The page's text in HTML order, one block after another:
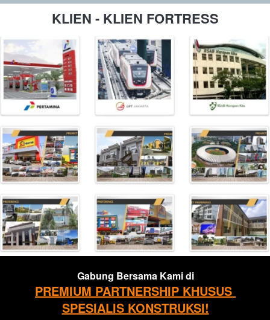
KLIEN - KLIEN FORTRESS
Gabung Bersama Kami di
PREMIUM PARTNERSHIP KHUSUS
SPESIALIS KONSTRUKSI!